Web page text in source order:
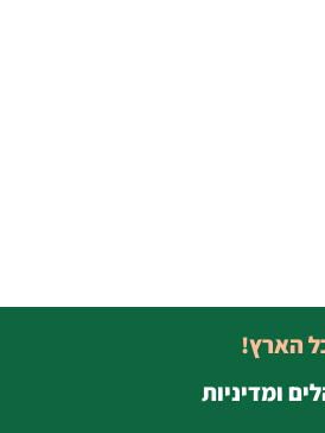
ומדיניות
הארץ!